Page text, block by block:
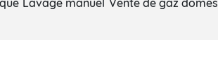
Lavage manuel Vente de gaz